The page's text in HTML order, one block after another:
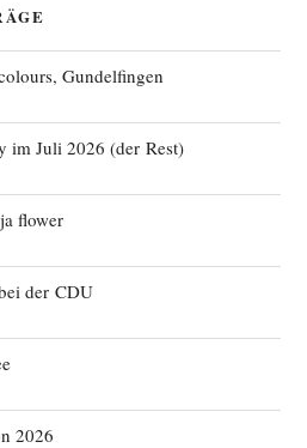
Gundelfingen
im Juli 2026 (der Rest)
flower
der CDU
2026